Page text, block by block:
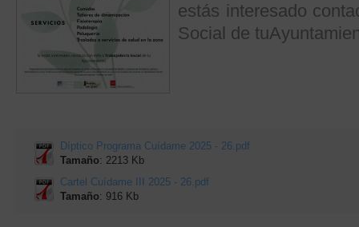
estás interesado
Social de
Díptico Programa Cuídame 2025 - 26.pdf
Tamaño: 2213 Kb
Cartel Cuídame III 2025 - 26.pdf
Tamaño: 916 Kb